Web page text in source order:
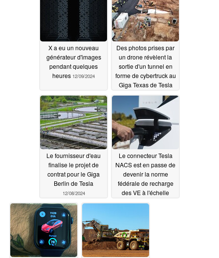
12/10/2024
X a eu un nouveau
générateur d'images
pendant quelques
heures 12/09/2024
Des photos prises par
un drone révèlent la
sortie d'un tunnel en
forme de cybertruck au
Giga Texas de Tesla
12/09/2024
Le fournisseur d'eau
finalise le projet de
contrat pour le Giga
Berlin de Tesla
12/08/2024
Le connecteur Tesla
NACS est en passe de
devenir la norme
fédérale de recharge
des VE à l'échelle
nationale12/05/2024